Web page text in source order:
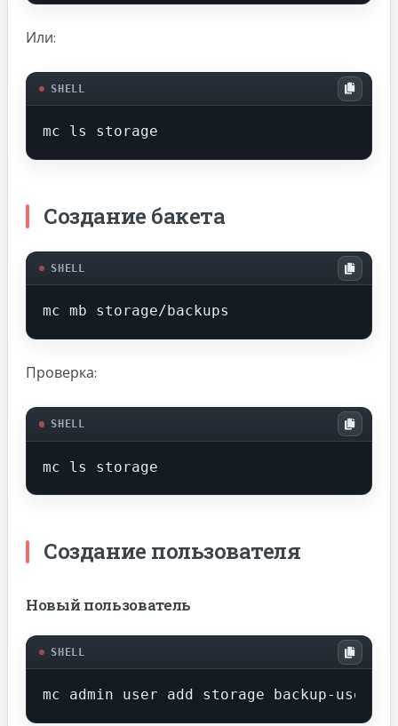
Или:
SHELL
mc ls storage
Создание бакета
SHELL
mc mb storage/backups
Проверка:
SHELL
mc ls storage
Создание пользователя
Новый пользователь
SHELL
mc admin user add storage backup-user